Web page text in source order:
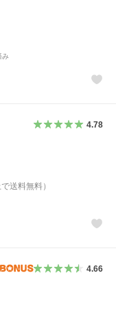
み
4.78
送料無料）
4.66